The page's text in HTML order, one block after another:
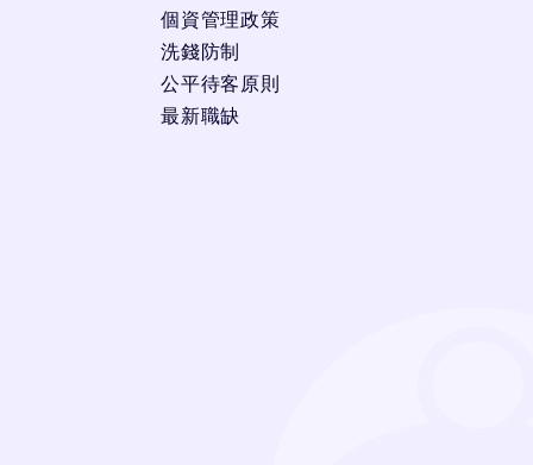
個資管理政策
洗錢防制
公平待客原則
最新職缺